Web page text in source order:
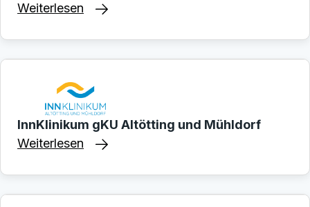
Weiterlesen
InnKlinikum gKU Altötting und Mühldorf
Weiterlesen